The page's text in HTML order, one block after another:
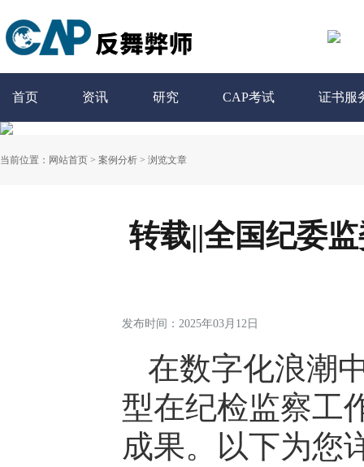
首页 资讯 研究 CAP考试 证书服
当前位置： 网站首页 > 案例分析 > 浏览文章
转载||全国纪委
发布时间：2025年03月12日
在数字化浪潮
型在纪检监察工
成果。以下为您